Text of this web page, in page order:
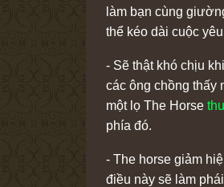
làm bạn cùng
thể kéo dài cuộc
- Sẽ thật khó chịu
các ông chồng thấy
một lọ The Horse
phía đó.
- The horse giảm
điều này sẽ làm